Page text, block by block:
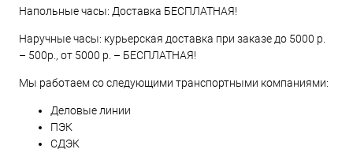
Напольные часы: Доставка БЕСПЛАТНАЯ!
Наручные часы: курьерская доставка при заказе до 5000 р.
– 500р., от 5000 р. – БЕСПЛАТНАЯ!
Мы работаем со следующими транспортными компаниями:
Деловые линии
ПЭК
СДЭК